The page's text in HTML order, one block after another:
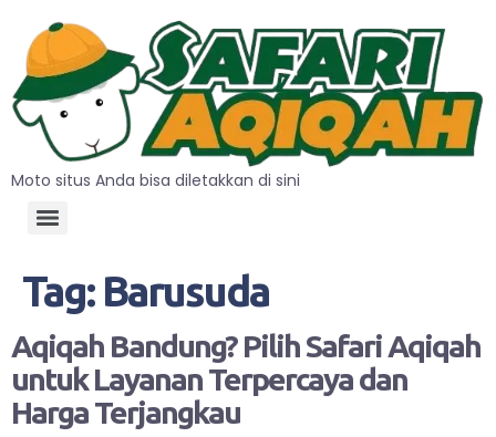
Moto situs Anda bisa diletakkan di sini
Tag: Barusuda
Aqiqah Bandung? Pilih Safari Aqiqah
untuk Layanan Terpercaya dan
Harga Terjangkau